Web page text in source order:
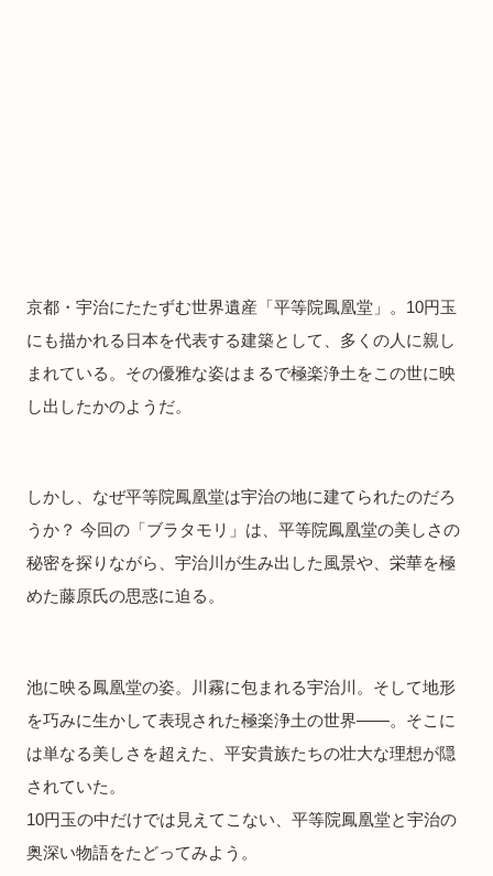
京都・宇治にたたずむ世界遺産「平等院鳳凰堂」。10円玉
にも描かれる日本を代表する建築として、多くの人に親し
まれている。その優雅な姿はまるで極楽浄土をこの世に映
し出したかのようだ。
しかし、なぜ平等院鳳凰堂は宇治の地に建てられたのだろ
うか？ 今回の「ブラタモリ」は、平等院鳳凰堂の美しさの
秘密を探りながら、宇治川が生み出した風景や、栄華を極
めた藤原氏の思惑に迫る。
池に映る鳳凰堂の姿。川霧に包まれる宇治川。そして地形
を巧みに生かして表現された極楽浄土の世界――。そこに
は単なる美しさを超えた、平安貴族たちの壮大な理想が隠
されていた。
10円玉の中だけでは見えてこない、平等院鳳凰堂と宇治の
奥深い物語をたどってみよう。